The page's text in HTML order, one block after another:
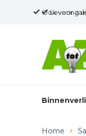
Levering
Ook voor
Home